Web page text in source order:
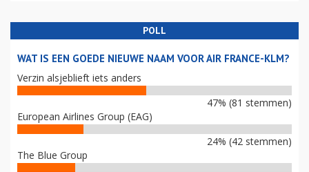
POLL
WAT IS EEN GOEDE NIEUWE NAAM VOOR AIR FRANCE-KLM?
Verzin alsjeblieft iets anders
47% (81 stemmen)
European Airlines Group (EAG)
24% (42 stemmen)
The Blue Group